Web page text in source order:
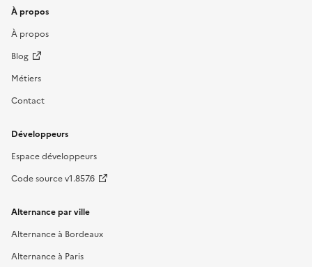
À propos
À propos
Blog
Métiers
Contact
Développeurs
Espace développeurs
Code source v1.857.6
Alternance par ville
Alternance à Bordeaux
Alternance à Paris